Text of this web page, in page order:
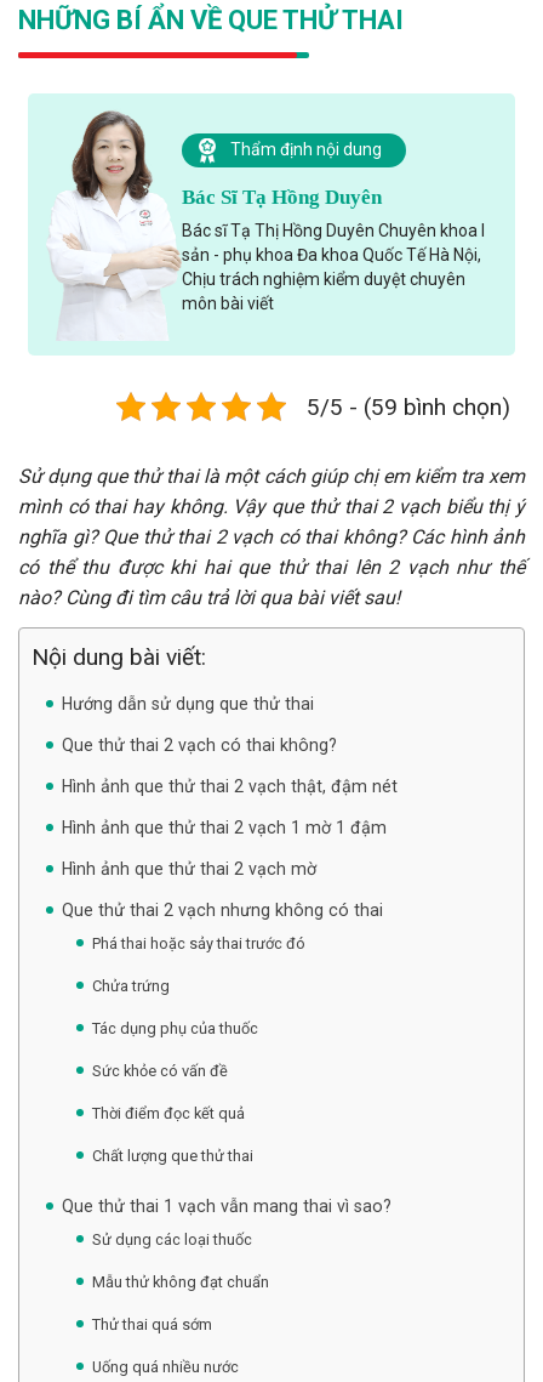
NHỮNG BÍ ẨN VỀ QUE THỬ THAI
Thẩm định nội dung
Bác Sĩ Tạ Hồng Duyên
Bác sĩ Tạ Thị Hồng Duyên Chuyên khoa I
sản - phụ khoa Đa khoa Quốc Tế Hà Nội,
Chịu trách nghiệm kiểm duyệt chuyên
môn bài viết
5/5 - (59 bình chọn)
Sử dụng que thử thai là một cách giúp chị em kiểm tra xem
mình có thai hay không. Vậy que thử thai 2 vạch biểu thị ý
nghĩa gì? Que thử thai 2 vạch có thai không? Các hình ảnh
có thể thu được khi hai que thử thai lên 2 vạch như thế
nào? Cùng đi tìm câu trả lời qua bài viết sau!
Nội dung bài viết:
Hướng dẫn sử dụng que thử thai
Que thử thai 2 vạch có thai không?
Hình ảnh que thử thai 2 vạch thật, đậm nét
Hình ảnh que thử thai 2 vạch 1 mờ 1 đậm
Hình ảnh que thử thai 2 vạch mờ
Que thử thai 2 vạch nhưng không có thai
Phá thai hoặc sảy thai trước đó
Chửa trứng
Tác dụng phụ của thuốc
Sức khỏe có vấn đề
Thời điểm đọc kết quả
Chất lượng que thử thai
Que thử thai 1 vạch vẫn mang thai vì sao?
Sử dụng các loại thuốc
Mẫu thử không đạt chuẩn
Thử thai quá sớm
Uống quá nhiều nước